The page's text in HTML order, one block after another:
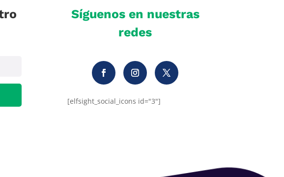
Síguenos en nuestras
redes
[elfsight_social_icons id="3"]